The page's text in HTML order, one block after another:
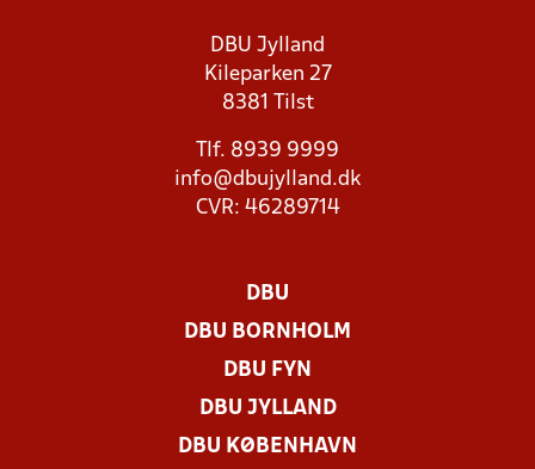
DBU Jylland
Kileparken 27
8381 Tilst
Tlf. 8939 9999
info@dbujylland.dk
CVR: 46289714
DBU
DBU BORNHOLM
DBU FYN
DBU JYLLAND
DBU KØBENHAVN